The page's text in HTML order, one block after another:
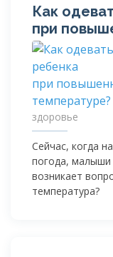
Как
при
здоровье
Сейчас, когда
погода, малыши
возникает
температура?